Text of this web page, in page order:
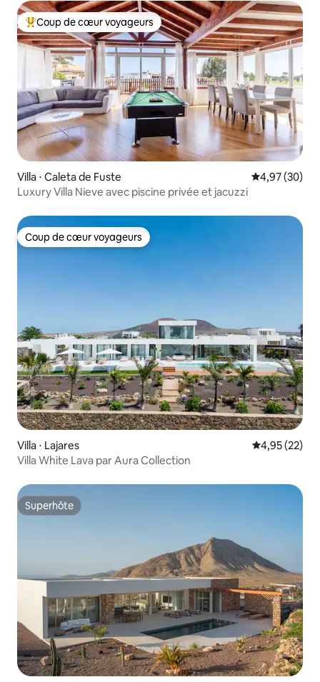
Coups de cœur voyageurs les plus appréciés
Coup de cœur voyageurs
Villa ⋅ Caleta de Fuste Évaluation
4,97 (30)
Luxury Villa Nieve avec piscine privée et jacuzzi
Coup de cœur voyageurs
Coup de cœur voyageurs
Villa ⋅ Lajares Évaluation
4,95 (22)
Villa White Lava par Aura Collection
Superhôte
Superhôte